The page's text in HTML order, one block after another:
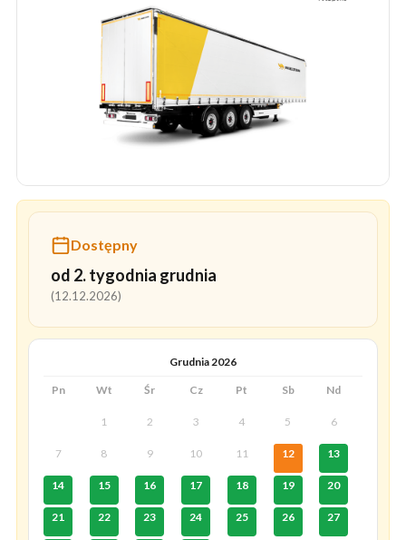
Dostępny
od 2. tygodnia grudnia
(12.12.2026)
Grudnia 2026
Pn Wt Śr Cz Pt Sb Nd
1 2 3 4 5 6
7 8 9 10 11 12 13
14 15 16 17 18 19 20
21 22 23 24 25 26 27